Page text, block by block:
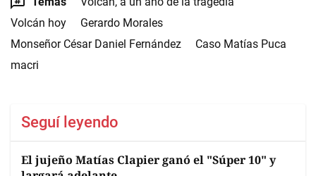
Volcán hoy
Gerardo Morales
Monseñor César Daniel Fernández
Caso Matías Puca
macri
Seguí leyendo
El jujeño Matías Clapier ganó el "Súper 10" y